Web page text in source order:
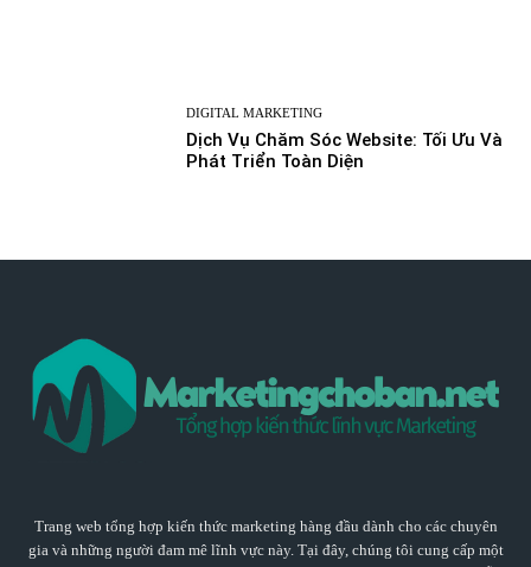
DIGITAL MARKETING
Dịch Vụ Chăm Sóc Website: Tối Ưu Và
Phát Triển Toàn Diện
Trang web tổng hợp kiến thức marketing hàng đầu dành cho các chuyên
gia và những người đam mê lĩnh vực này. Tại đây, chúng tôi cung cấp một